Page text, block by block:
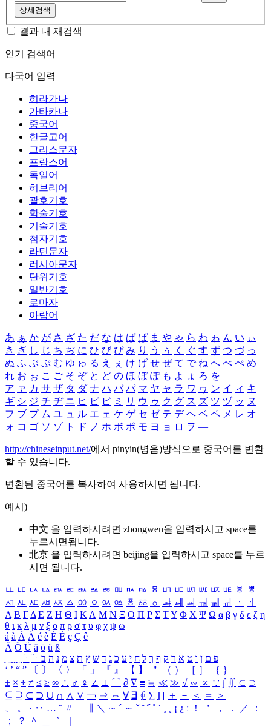
상세검색
결과 내 재검색
인기 검색어
다국어 입력
히라가나
가타카나
중국어
한글고어
그리스문자
프랑스어
독일어
히브리어
괄호기호
학술기호
기술기호
첨자기호
라틴문자
러시아문자
단위기호
일반기호
로마자
아랍어
あ ぁ か が さ ざ た だ な は ば ぱ ま や ゃ ら わ ゎ ん い ぃ
き ぎ し じ ち ぢ に ひ び ぴ み り う ぅ く ぐ す ず つ づ っ
ぬ ふ ぶ ぷ む ゆ ゅ る え ぇ け げ せ ぜ て で ね へ べ ぺ め
れ お ぉ こ ご そ ぞ と ど の ほ ぼ ぽ も よ ょ ろ を
ア ァ カ サ ザ タ ダ ナ ハ バ パ マ ヤ ャ ラ ワ ヮ ン イ ィ キ
ギ シ ジ チ ヂ ニ ヒ ビ ピ ミ リ ウ ゥ ク グ ス ズ ツ ヅ ッ ヌ
フ ブ プ ム ユ ュ ル エ ェ ケ ゲ セ ゼ テ デ ヘ ベ ペ メ レ オ
ォ コ ゴ ソ ゾ ト ド ノ ホ ボ ポ モ ヨ ョ ロ ヲ ―
http://chineseinput.net/에서 pinyin(병음)방식으로 중국어를 변환
할 수 있습니다.
변환된 중국어를 복사하여 사용하시면 됩니다.
예시)
中文 을 입력하시려면 zhongwen을 입력하시고 space를
누르시면됩니다.
北京 을 입력하시려면 beijing을 입력하시고 space를 누르
시면 됩니다.
ㅥ ㅦ ㅧ ㅨ ㅩ ㅪ ㅫ ㅬ ㅭ ㅮ ㅯ ㅰ ㅱ ㅲ ㅳ ㅴ ㅵ ㅶ ㅷ ㅸ
ㅹ
ㅺ ㅻ ㅼ ㅽ ㅾ ㅿ ㆀ ㆁ ㆂ ㆃ ㆄ ㆅ ㆆ ㆇ ㆈ ㆉ ㆊ ㆋ ㆌ ㆍ
ㆎ
Α Β ΓΔ Ε Ζ Η Θ Ι ΚΛ Μ Ν Ξ Ο Π Ρ Σ ΤΥ Φ Χ Ψ Ω α β γ δ ε ζ η
θ ι κ λ μ ν ξ ο π ρ σ τ υ φ χ ψ ω
á à Á À é è É È ç Ç ê
Ä Ö Ü ä ö ü ß
ִֶֹ ֻּ ׁׂ פ ם ן ו ט א ר ק ף ך ל ח י ע כ ג ד ש ץ ת צ מ נ ה ב
‘ ’ “ ” 〔 〕 〈 〉 「 」 『 』 【 】 ＂ （ ） ［ ］ ｛ ｝
± × ÷ ≠ ≤ ≥ ∞ ∴ ♂ ♀ ∠ ⊥ ⌒ ∂ ∇ ≡ ≒ ≪ ≫ √ ∽ ∝ ∵ ∫ ∬ ∈ ∋
⊆ ⊇ ⊂ ⊃ ∪ ∩ ∧ ∨ ￢ ⇒ ⇔ ∀ ∃ ∮ ∑ ∏ ＋ － ＜ ＝
＞
、
。 · ‥ … ¨ 〃 ― ＼ ∼ ´ ～ ˇ ˘ ˝ ˚ ˙ ¸ ¡ ¿ ː ！ ＇ ， ． ／
：
；
？ ＾ ｀